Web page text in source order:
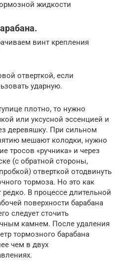
жидкости
винт крепления
отверткой, если
ударную.
плотно, то нужно
или уксусной эссенцией и
деревяшку. При сильном
мешают колодки, нужно
тросов «ручника» и через
(с обратной стороны,
отверткой отодвинуть
тормоза. Но это как
В процессе длительной
поверхности барабана
следует сточить
камнем. После удаления
тормозного барабана
чем в двух